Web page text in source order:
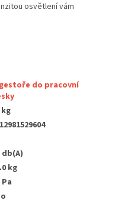
osvětlení vám
do pracovní
kg
db(A)
kg